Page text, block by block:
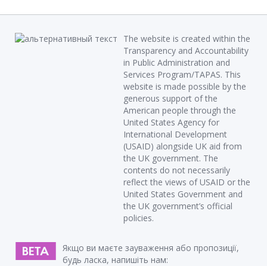
The website is created within the
Transparency and Accountability
in Public Administration and
Services Program/TAPAS. This
website is made possible by the
generous support of the
American people through the
United States Agency for
International Development
(USAID) alongside UK aid from
the UK government. The
contents do not necessarily
reflect the views of USAID or the
United States Government and
the UK government’s official
policies.
Якщо ви маєте зауваження або пропозиції,
будь ласка, напишіть нам: